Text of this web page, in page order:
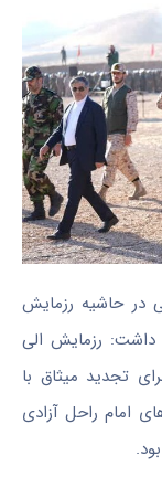
در حاشیه رزمایش
داشت: رزمایش الی
تجدید میثاق با
امام راحل آزادی